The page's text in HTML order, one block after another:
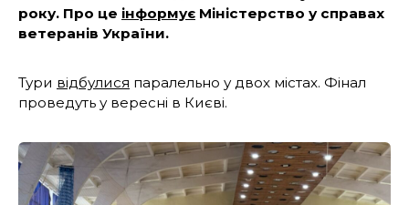
року. Про це інформує Міністерство у справах
ветеранів України.
Тури відбулися паралельно у двох містах. Фінал
проведуть у вересні в Києві.